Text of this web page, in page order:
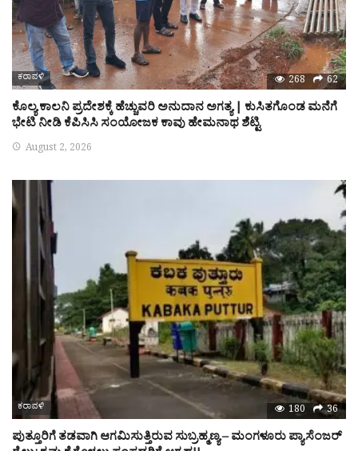
ಕರಾವಳಿ 268 62
ಕೊಲ್ಯ ಕಾಲನಿ ಪ್ರದೇಶಕ್ಕೆ ಹೆಚ್ಚುವರಿ ಅನುದಾನ ಅಗತ್ಯ | ಕುಸಿತಗೊಂಡ ಮನೆಗೆ
ಭೇಟಿ ನೀಡಿ ಕೆಪಿಸಿಸಿ ಸಂಯೋಜಕ ಕಾವು ಹೇಮನಾಥ ಶೆಟ್ಟಿ
August 2, 2026
ಕರಾವಳಿ 180 36
ಪುತ್ತೂರಿಗೆ ತಡವಾಗಿ ಆಗಮಿಸುತ್ತಿರುವ ಸುಬ್ರಹ್ಮಣ್ಯ – ಮಂಗಳೂರು ಪ್ಯಾಸೆಂಜರ್